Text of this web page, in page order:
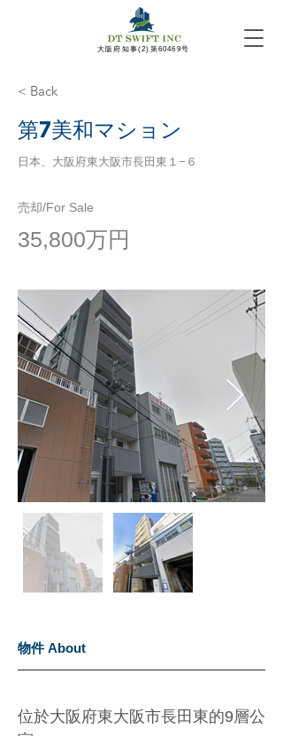
​大阪府知事(2)第60469号
< Back
第7美和マション
日本、大阪府東大阪市長田東１−６
売却/For Sale
35,800万円
物件 About
位於大阪府東大阪市長田東的9層公